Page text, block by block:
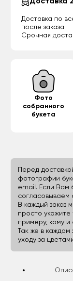
Доставка по
после заказа
Срочная
Фото
собранного
букета
Перед
фотографии
email. Если Вам
согласовываем
В каждый заказ
просто укажите
примеру, кому и
Так же в
уходу за